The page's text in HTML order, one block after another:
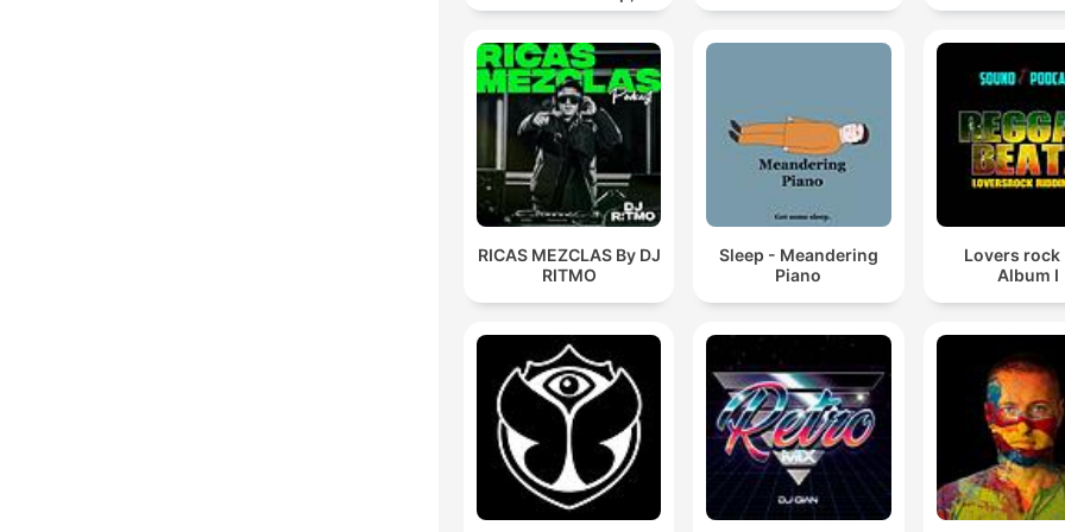
Meditation &
RICAS MEZCLAS By DJ
RITMO
Sleep - Meandering
Piano
Lovers rock
Album I